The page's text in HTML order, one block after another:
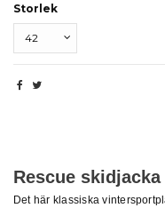
Storlek
Rescue skidjacka
Det här klassiska